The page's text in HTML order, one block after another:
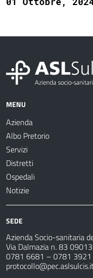
MENU
Azienda
Albo Pretorio
Servizi
Distretti
Ospedali
Notizie
SEDE
Azienda Socio-sanitaria
Via Dalmazia n. 83
0781 6681 – 0781 3921